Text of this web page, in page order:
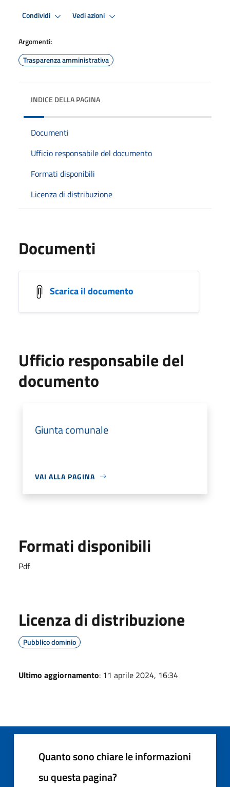
Condividi Vedi azioni
Argomenti:
Trasparenza amministrativa
INDICE DELLA PAGINA
Documenti
Ufficio responsabile del documento
Formati disponibili
Licenza di distribuzione
Documenti
Scarica il documento
Ufficio responsabile del
documento
Giunta comunale
VAI ALLA PAGINA
Formati disponibili
Pdf
Licenza di distribuzione
Pubblico dominio
Ultimo aggiornamento: 11 aprile 2024, 16:34
Quanto sono chiare le informazioni
su questa pagina?